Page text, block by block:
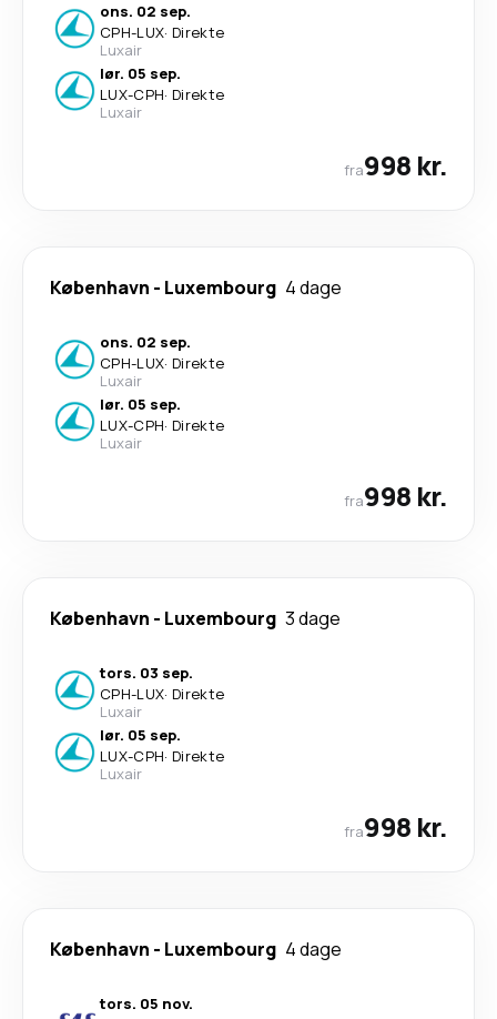
ons. 02 sep.
CPH-LUX· Direkte
Luxair
lør. 05 sep.
LUX-CPH· Direkte
Luxair
fra998 kr.
København - Luxembourg 4 dage
ons. 02 sep.
CPH-LUX· Direkte
Luxair
lør. 05 sep.
LUX-CPH· Direkte
Luxair
fra998 kr.
København - Luxembourg 3 dage
tors. 03 sep.
CPH-LUX· Direkte
Luxair
lør. 05 sep.
LUX-CPH· Direkte
Luxair
fra998 kr.
København - Luxembourg 4 dage
tors. 05 nov.